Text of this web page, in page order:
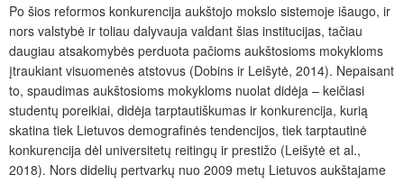
Po šios reformos konkurencija aukštojo mokslo sistemoje išaugo, ir
nors valstybė ir toliau dalyvauja valdant šias institucijas, tačiau
daugiau atsakomybės perduota pačioms aukštosioms mokykloms
įtraukiant visuomenės atstovus (Dobins ir Leišytė, 2014). Nepaisant
to, spaudimas aukštosioms mokykloms nuolat didėja – keičiasi
studentų poreikiai, didėja tarptautiškumas ir konkurencija, kurią
skatina tiek Lietuvos demografinės tendencijos, tiek tarptautinė
konkurencija dėl universitetų reitingų ir prestižo (Leišytė et al.,
2018). Nors didelių pertvarkų nuo 2009 metų Lietuvos aukštajame